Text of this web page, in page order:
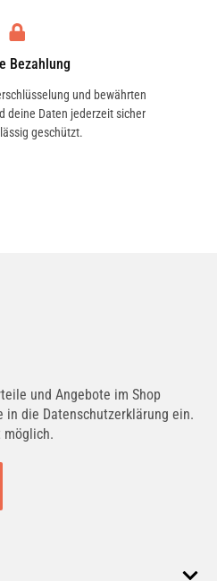
Bezahlung
und bewährten
deine Daten jederzeit sicher
geschützt.
und Angebote im Shop
die Datenschutzerklärung ein.
möglich.